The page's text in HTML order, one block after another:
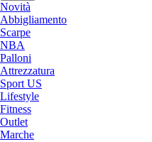
Novità
Abbigliamento
Scarpe
NBA
Palloni
Attrezzatura
Sport US
Lifestyle
Fitness
Outlet
Marche